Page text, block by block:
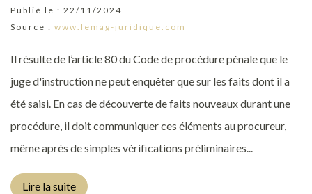
Publié le : 22/11/2024
Source : www.lemag-juridique.com
Il résulte de l’article 80 du Code de procédure pénale que le
juge d'instruction ne peut enquêter que sur les faits dont il a
été saisi. En cas de découverte de faits nouveaux durant une
procédure, il doit communiquer ces éléments au procureur,
même après de simples vérifications préliminaires...
Lire la suite